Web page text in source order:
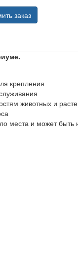
заказ
крепления
животных и
места и может быть